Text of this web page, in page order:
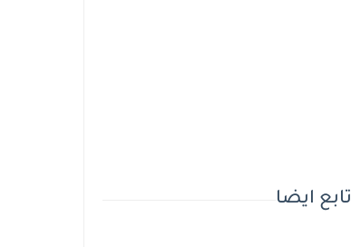
تابع ايضا